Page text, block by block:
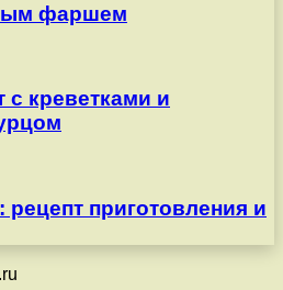
фаршем
креветками и
приготовления и